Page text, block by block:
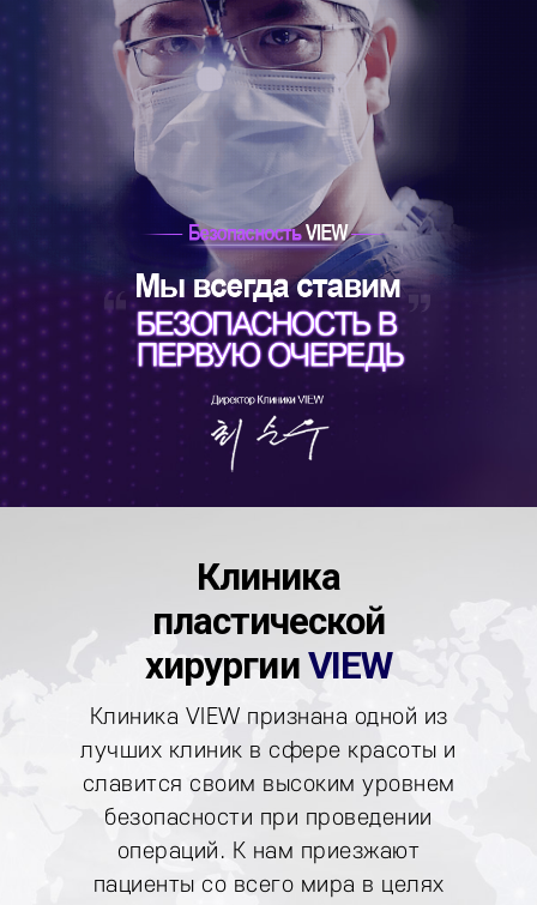
Клиника
пластической
хирургииVIEW
Клиника VIEW признана одной из
лучших клиник в сфере красоты и
славится своим высоким уровнем
безопасности при проведении
операций. К нам приезжают
пациенты со всего мира в целях